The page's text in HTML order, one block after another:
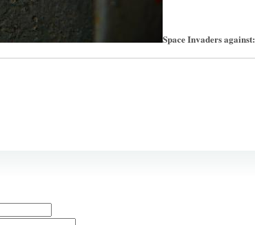
Space Invaders against: